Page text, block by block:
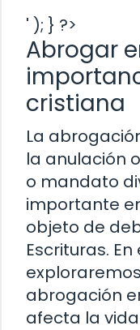
' ); } ?>
Abrogar
cristiana
La
la anulación
o mandato
importante
objeto de
Escrituras.
abrogación
afecta la